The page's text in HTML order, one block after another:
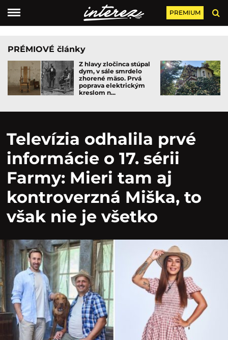
PREMIUM
PRÉMIOVÉ články
Z hlavy zločinca stúpal
dym, v sále smrdelo
zhorené mäso. Prvá
poprava elektrickým
kreslom n...
Televízia odhalila prvé
informácie o 17. sérii
Farmy: Mieri tam aj
kontroverzná Miška, to
však nie je všetko